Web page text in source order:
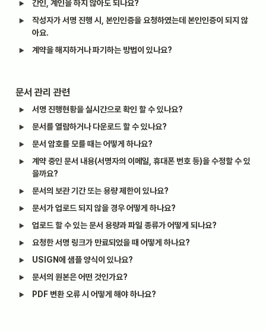
간인, 계인을 하지 않아도 되나요?
작성자가 서명 진행 시, 본인인증을 요청하였는데 본인인증이 되지 않
아요.
계약을 해지하거나 파기하는 방법이 있나요?
문서 관리 관련
서명 진행현황을 실시간으로 확인 할 수 있나요?
문서를 열람하거나 다운로드 할 수 있나요?
문서 암호를 모를 때는 어떻게 하나요?
계약 중인 문서 내용(서명자의 이메일, 휴대폰 번호 등)을 수정할 수 있
을까요?
문서의 보관 기간 또는 용량 제한이 있나요?
문서가 업로드 되지 않을 경우 어떻게 하나요?
업로드 할 수 있는 문서 용량과 파일 종류가 어떻게 되나요?
요청한 서명 링크가 만료되었을 때 어떻게 하나요?
USIGN에 샘플 양식이 있나요?
문서의 원본은 어떤 것인가요?
PDF 변환 오류 시 어떻게 해야 하나요?